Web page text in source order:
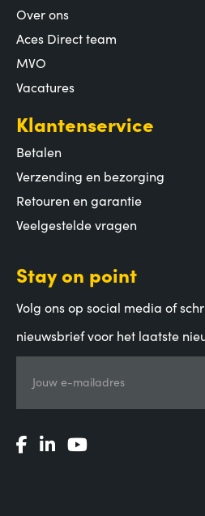
Over ons
Aces Direct team
MVO
Vacatures
Klantenservice
Betalen
Verzending en bezorging
Retouren en garantie
Veelgestelde vragen
Stay on point
Volg ons op social media of
nieuwsbrief voor het laatste
Jouw e-mailadres